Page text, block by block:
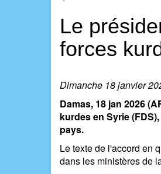
Le
forces
Dimanche 18 janvier
Damas, 18 jan 2026
kurdes en Syrie
pays.
Le texte de l'accord en
dans les ministères de